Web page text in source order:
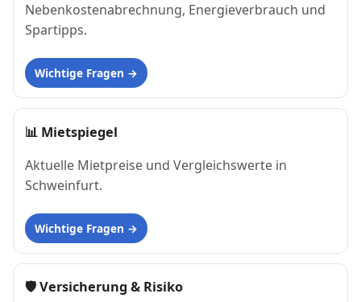
Nebenkostenabrechnung, Energieverbrauch und
Spartipps.
Wichtige Fragen
📊 Mietspiegel
Aktuelle Mietpreise und Vergleichswerte in
Schweinfurt.
Wichtige Fragen
🛡 Versicherung & Risiko